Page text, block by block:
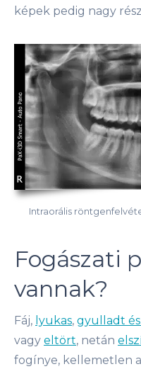
képek pedig nagy
Intraorális
Fogászati
vannak?
Fáj, lyukas, gyulladt
vagy eltört, netán
fogínye, kellemetlen